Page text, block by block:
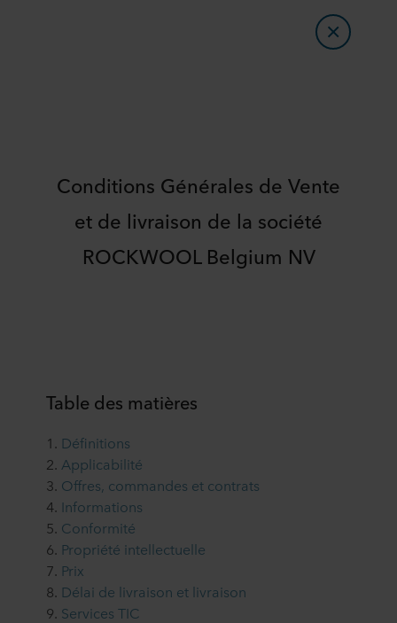
Conditions Générales de Vente
et de livraison de la société
ROCKWOOL Belgium NV
Table des matières
1. Définitions
2. Applicabilité
3. Offres, commandes et contrats
4. Informations
5. Conformité
6. Propriété intellectuelle
7. Prix
8. Délai de livraison et livraison
9. Services TIC